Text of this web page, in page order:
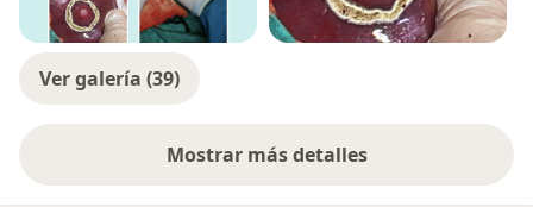
Ver galería (39)
Mostrar más detalles
sobre la experiencia